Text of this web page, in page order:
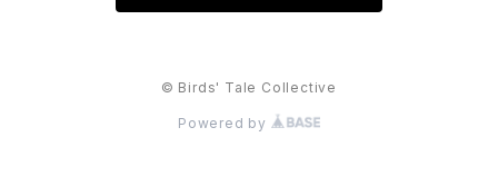
© Birds' Tale Collective
Powered by